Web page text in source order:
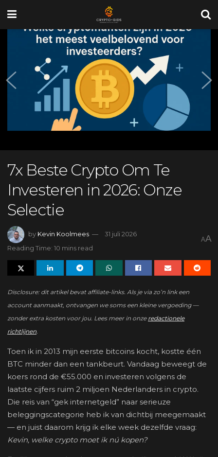
7x Beste Crypto Om Te
Investeren in 2026: Onze
Selectie
by Kevin Koolmees
31 juli 2026
Reading Time: 10 mins read
AA
Disclosure: dit artikel bevat affiliate-links. Als je via zo’n link een
account aanmaakt, ontvangen we soms een kleine vergoeding —
zonder extra kosten voor jou. Lees meer in onze redactionele
richtlijnen.
Toen ik in 2013 mijn eerste bitcoins kocht, kostte één
BTC minder dan een tankbeurt. Vandaag beweegt de
koers rond de €55.000 en investeren volgens de
laatste cijfers ruim 2 miljoen Nederlanders in crypto.
Die reis van “gek internetgeld” naar serieuze
beleggingscategorie heb ik van dichtbij meegemaakt
— en juist daarom krijg ik elke week dezelfde vraag:
Kevin, welke crypto moet ik nú kopen?